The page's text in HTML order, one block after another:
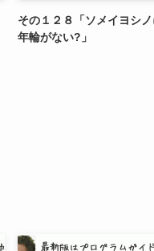
その１２８「ソメイヨシ
年輪がない?」